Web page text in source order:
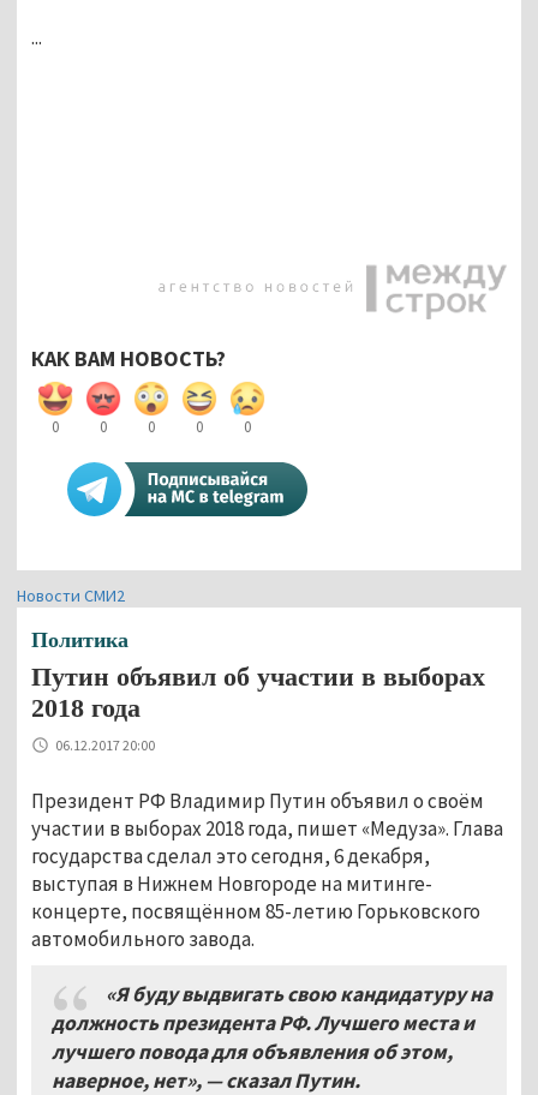
...
КАК ВАМ НОВОСТЬ?
0 0 0 0 0
Новости СМИ2
Политика
Путин объявил об участии в выборах
2018 года
06.12.2017 20:00
Президент РФ Владимир Путин объявил о своём
участии в выборах 2018 года, пишет «Медуза». Глава
государства сделал это сегодня, 6 декабря,
выступая в Нижнем Новгороде на митинге-
концерте, посвящённом 85-летию Горьковского
автомобильного завода.
«Я буду выдвигать свою кандидатуру на
должность президента РФ. Лучшего места и
лучшего повода для объявления об этом,
наверное, нет», — сказал Путин.